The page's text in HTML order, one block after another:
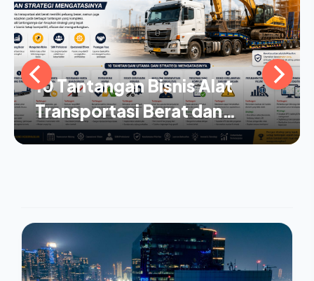
10 Tantangan Bisnis Alat
Transportasi Berat dan
Strategi Mengatasinya